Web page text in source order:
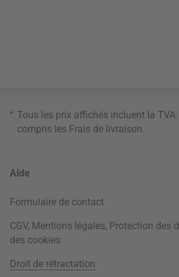
* Tous les prix affichés incluent la
compris les Frais de livraison
Aide
Formulaire de contact
CGV, Mentions légales, Protection des
des cookies
Droit de rétractation